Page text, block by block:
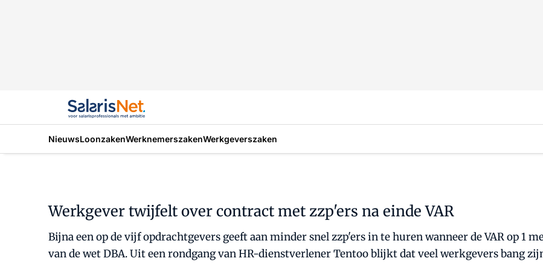
NieuwsLoonzakenWerknemerszakenWerkgeverszaken
Werkgever twijfelt over contract met zzp'ers na einde VAR
Bijna een op de vijf opdrachtgevers geeft aan minder snel zzp'ers in te huren wanneer de VAR op 1
van de wet DBA. Uit een rondgang van HR-dienstverlener Tentoo blijkt dat veel werkgevers bang